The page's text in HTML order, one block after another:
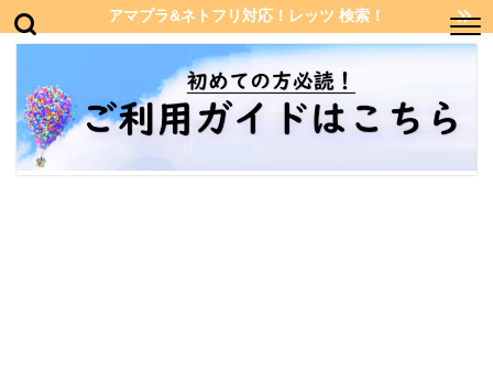
アマプラ&ネトフリ対応！レッツ 検索！